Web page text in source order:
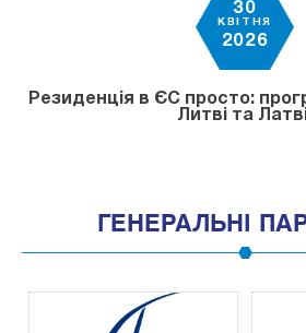
30
КВІТНЯ
2026
Резиденція в ЄС просто:
Литві та
ГЕНЕРАЛЬНІ